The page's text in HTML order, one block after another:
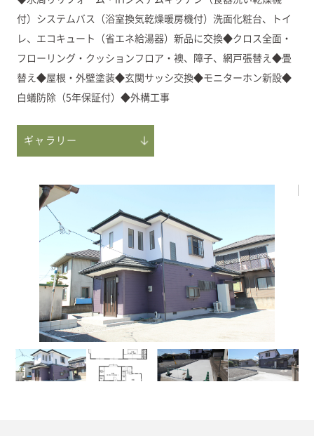
付）システムバス（浴室換気乾燥暖房機付）洗面化粧台、トイ
レ、エコキュート（省エネ給湯器）新品に交換◆クロス全面・
フローリング・クッションフロア・襖、障子、網戸張替え◆畳
替え◆屋根・外壁塗装◆玄関サッシ交換◆モニターホン新設◆
白蟻防除（5年保証付）◆外構工事
ギャラリー